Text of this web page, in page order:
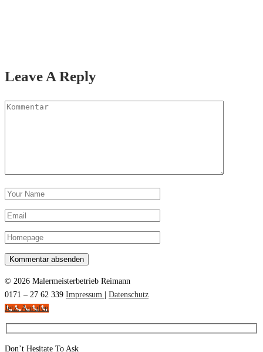
Leave A Reply
© 2026 Malermeisterbetrieb Reimann
0171 – 27 62 339 Impressum
Datenschutz
Jetzt Anrufen
Don’t Hesitate To Ask